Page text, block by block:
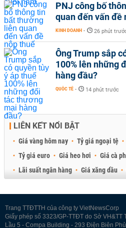
PNJ công bố
quan đến vấn đề
KINH DOANH - 26 phút
Ông Trump sắp
100% lên những
hàng đầu?
QUỐC TẾ - 14 phút trước
LIÊN KẾT NỔI BẬT
Giá vàng hôm nay Tỷ giá ngoại tệ
Tỷ giá euro
Giá heo hơi Giá cà
Lãi suất ngân hàng
Giá xăng dầu
Trang TTĐTTH của công ty VietNewsCorp
Giấy phép số 3323/GP-TTĐT do Sở VH&TT
Lầu 5 - Compa Building - 293 Điện Biên